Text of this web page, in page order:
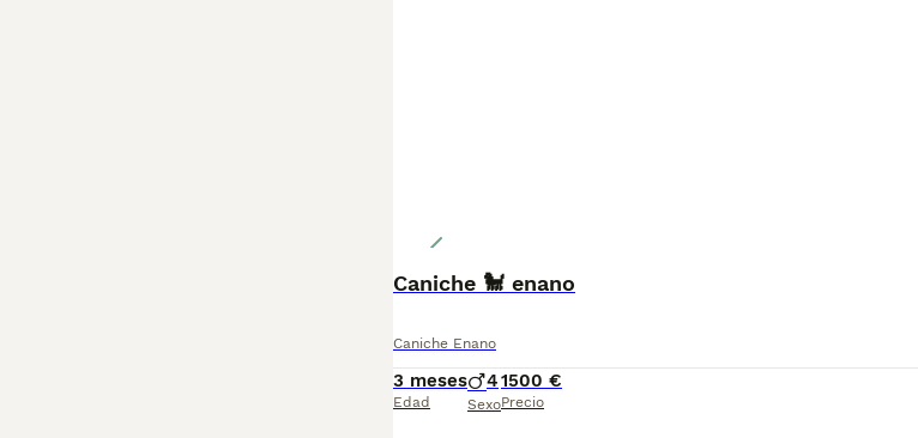
Caniche 🐩 enano
Caniche Enano
3 meses
Edad
4
Sexo
1500 €
Precio